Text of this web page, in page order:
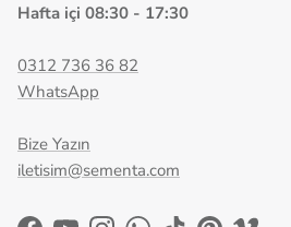
Hafta içi 08:30 - 17:30
0312 736 36 82
WhatsApp
Bize Yazın
iletisim@sementa.com